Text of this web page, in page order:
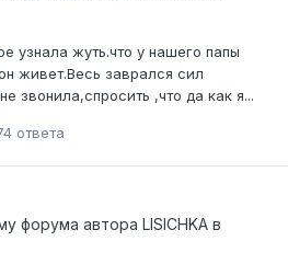
узнала жуть.что у нашего папы
живет.Весь заврался сил
звонила,спросить ,что да как я...
ответа
форума автора LISICHKA в